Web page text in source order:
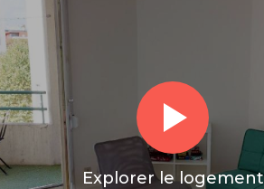
Explorer le logement